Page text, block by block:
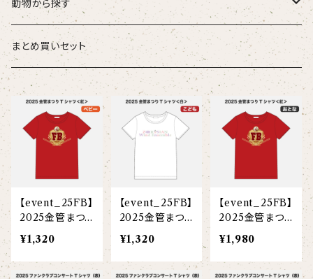
こども
ベビー
スタイ
カバーオール
ギフトセット
Tシャツ
Tシャツ（半袖）
【face】
【signature】
【kakugen】
【hibiscus】
オーバーサイズTシャツ（半袖）
【custom_point】
【face_point】
マグナムウェイトビッグシルエットTシャツ
【hello(刺繍)】
ベースボールシャツ
ポロシャツ
タオル・ハンカチ
ポーチ
トートバッグ
おけいこバッグ
ランチトート
デニムトート
ジュートバッグ
ブランケット
ペットアイテム
巾着
サコッシュ
動物から探す
ズーラシアンブラス
オカピ
インドライオン
ドゥクラングール
マレーバク
スマトラトラ
弦うさぎ
メグ
エイミー
ベス
ジョー
サキソフォックス
ラトゥール
ラフィット
クラリキャット
メリッサ
ことふえパピヨン
パーカッション
まとめ買いセット
【event_25FB】
2025金管まつり
Tシャツ＜紅＞
＜白＞(ベビー)
¥1,320
【event_25FB】
2025金管まつり
Tシャツ＜紅＞
＜白＞(こども)
¥1,320
【event_25FB】
2025金管まつり
Tシャツ＜紅＞
＜白＞(大人)
¥1,980